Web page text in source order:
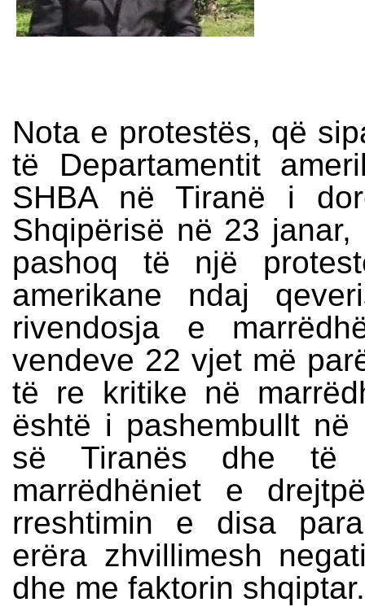
Nota e protestës, që
të Departamentit
SHBA në Tiranë i
Shqipërisë në 23
pashoq të një
amerikane ndaj
rivendosja e
vendeve 22 vjet më
të re kritike në
është i pashembullt
së Tiranës dhe të
marrëdhëniet e
rreshtimin e disa
erëra zhvillimesh
dhe me faktorin shqiptar.